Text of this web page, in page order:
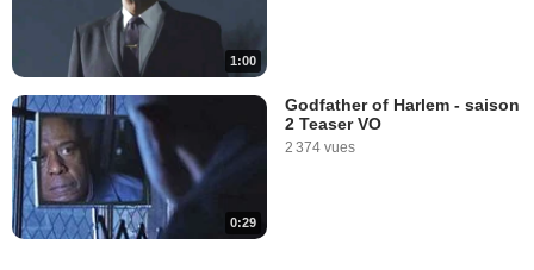
1:00
0:29
Godfather of Harlem - saison
2 Teaser VO
2 374 vues